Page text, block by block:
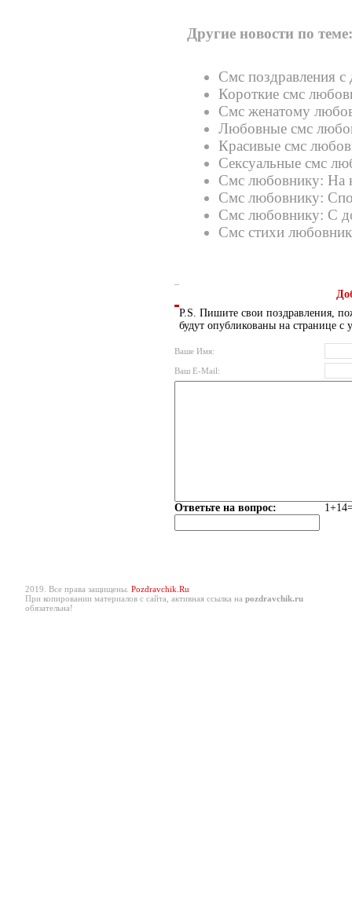
Другие новости по теме:
Смс поздравления
Короткие смс
Смс женатому
Любовные смс
Красивые смс
Сексуальные смс
Смс любовнику: На
Смс любовнику:
Смс любовнику: С
Смс стихи
P.S. Пишите свои поздравления,
будут опубликованы на странице с
Ваше Имя:
Ваш E-Mail:
Ответьте на вопрос:
2019. Все права защищены. Pozdravchik.Ru
При копировании материалов с сайта, активная ссылка на pozdravchik.ru
обязательна!